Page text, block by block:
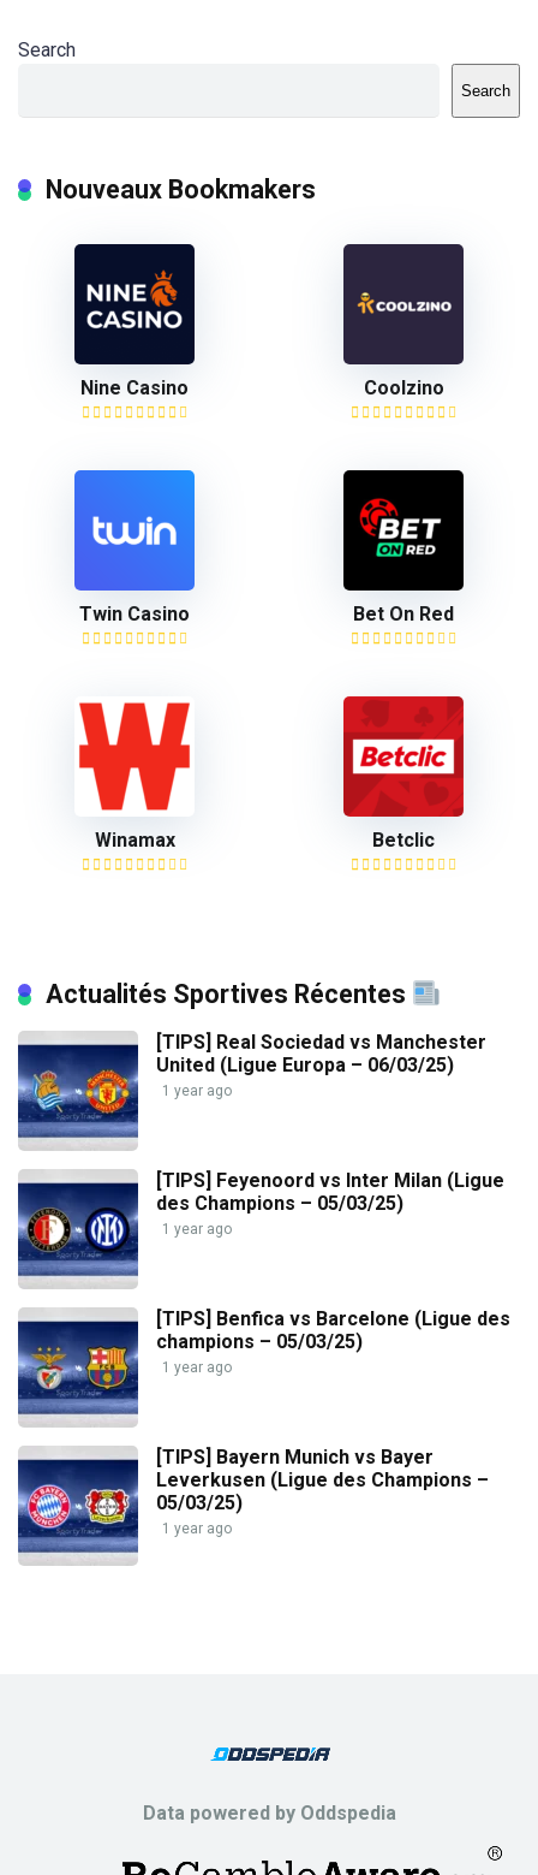
Search
Search
Nouveaux Bookmakers
Nine Casino Coolzino
Twin Casino Bet On Red
Winamax Betclic
Actualités Sportives Récentes
[TIPS] Real Sociedad vs Manchester
United (Ligue Europa – 06/03/25)
1 year ago
[TIPS] Feyenoord vs Inter Milan (Ligue
des Champions – 05/03/25)
1 year ago
[TIPS] Benfica vs Barcelone (Ligue des
champions – 05/03/25)
1 year ago
[TIPS] Bayern Munich vs Bayer
Leverkusen (Ligue des Champions –
05/03/25)
1 year ago
Data powered by Oddspedia